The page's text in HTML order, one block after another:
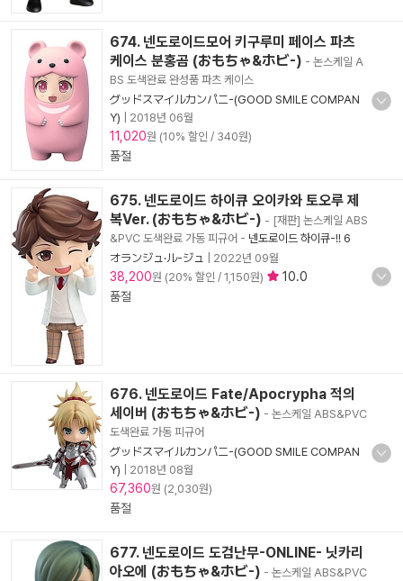
674. 넨도로이드모어 키구루미 페이스 파츠
케이스 분홍곰 (おもちゃ&ホビ-) - 논스케일 A
BS 도색완료 완성품 파츠 케이스
グッドスマイルカンパニ-(GOOD SMILE COMPAN
Y)
2018년 06월
11,020원 (10% 할인 / 340원)
품절
675. 넨도로이드 하이큐 오이카와 토오루 제
복Ver. (おもちゃ&ホビ-) - [재판] 논스케일 ABS
&PVC 도색완료 가동 피규어 - 넨도로이드 하이큐-!! 6
オランジュ·ル-ジュ
2022년 09월
38,200원 (20% 할인 / 1,150원)
10.0
품절
676. 넨도로이드 Fate/Apocrypha 적의
세이버 (おもちゃ&ホビ-) - 논스케일 ABS&PVC
도색완료 가동 피규어
グッドスマイルカンパニ-(GOOD SMILE COMPAN
Y)
2018년 08월
67,360원 (2,030원)
품절
677. 넨도로이드 도검난무-ONLINE- 닛카리
아오에 (おもちゃ&ホビ-) - 논스케일 ABS&PVC